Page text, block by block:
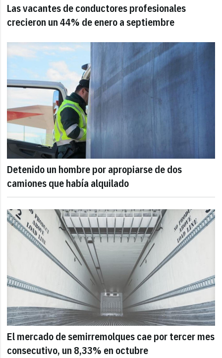
Las vacantes de conductores profesionales
crecieron un 44% de enero a septiembre
Detenido un hombre por apropiarse de dos
camiones que había alquilado
El mercado de semirremolques cae por tercer mes
consecutivo, un 8,33% en octubre